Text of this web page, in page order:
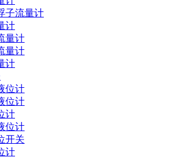
子流量计
计
量计
量计
计
位计
位计
计
位计
开关
计